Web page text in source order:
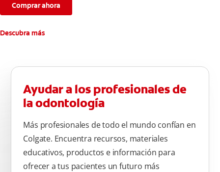
Comprar ahora
Descubra más
Ayudar a los profesionales de
la odontología
Más profesionales de todo el mundo confían en
Colgate. Encuentra recursos, materiales
educativos, productos e información para
ofrecer a tus pacientes un futuro más